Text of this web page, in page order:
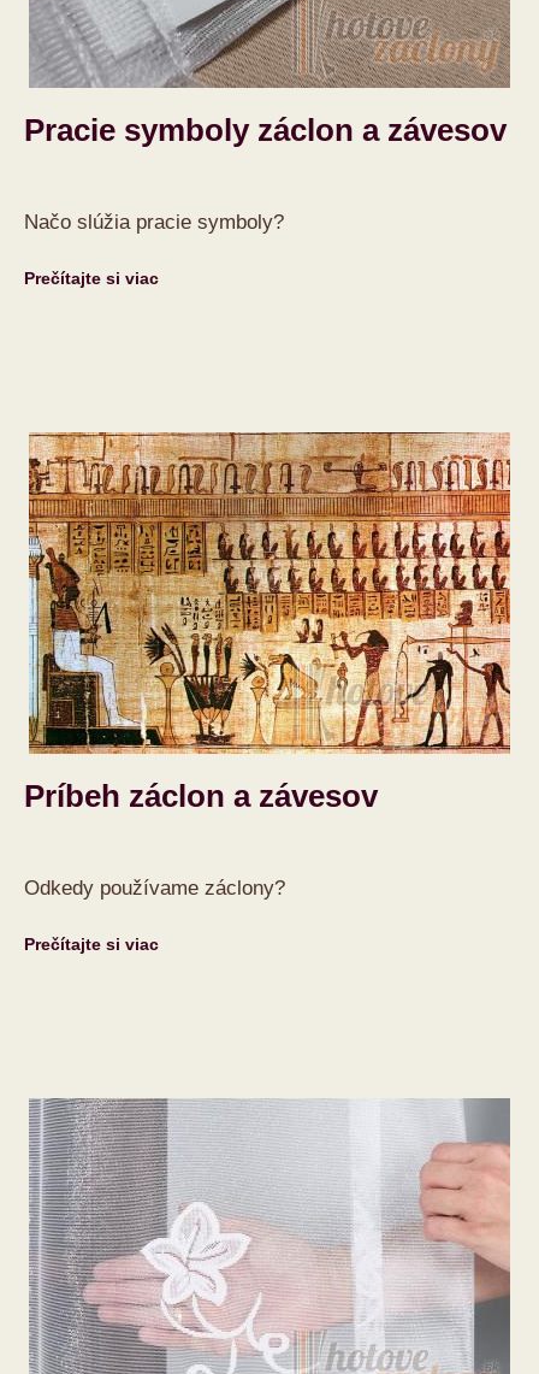
Pracie symboly záclon a závesov
Načo slúžia pracie symboly?
Prečítajte si viac
Príbeh záclon a závesov
Odkedy používame záclony?
Prečítajte si viac